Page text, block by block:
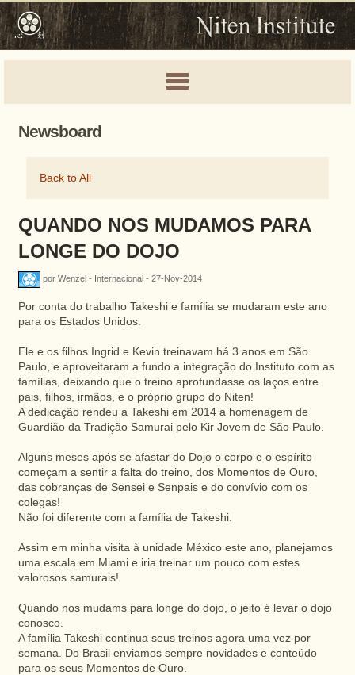
Newsboard
Back to All
QUANDO NOS MUDAMOS PARA
LONGE DO DOJO
por Wenzel - Internacional - 27-Nov-2014
Por conta do trabalho Takeshi e família se mudaram este ano
para os Estados Unidos.
Ele e os filhos Ingrid e Kevin treinavam há 3 anos em São
Paulo, e aproveitaram a fundo a integração do Instituto com as
famílias, deixando que o treino aprofundasse os laços entre
pais, filhos, irmãos, e o próprio grupo do Niten!
A dedicação rendeu a Takeshi em 2014 a homenagem de
Guardião da Tradição Samurai pelo Kir Jovem de São Paulo.
Alguns meses após se afastar do Dojo o corpo e o espírito
começam a sentir a falta do treino, dos Momentos de Ouro,
das cobranças de Sensei e Senpais e do convívio com os
colegas!
Não foi diferente com a família de Takeshi.
Assim em minha visita à unidade México este ano, planejamos
uma escala em Miami e iria treinar um pouco com estes
valorosos samurais!
Quando nos mudams para longe do dojo, o jeito é levar o dojo
conosco.
A família Takeshi continua seus treinos agora uma vez por
semana. Do Brasil enviamos sempre novidades e conteúdo
para os seus Momentos de Ouro.